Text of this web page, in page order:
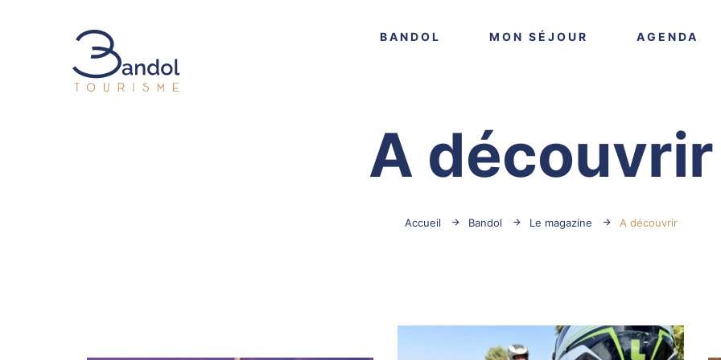
BANDOL VOIR PLUSMON SÉJOUR VOIR PLUSAGENDA
A découvrir
Accueil Bandol Le magazine A découvrir